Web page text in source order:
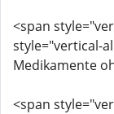
<span
style="vertical-
Medikamente
<span